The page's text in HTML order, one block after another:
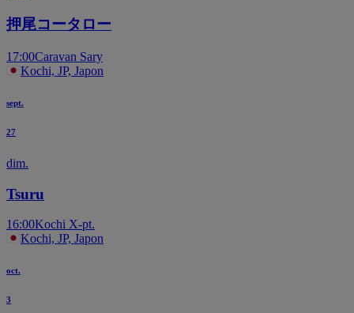
押尾コータロー
17:00Caravan Sary
Kochi, JP, Japon
sept.
27
dim.
Tsuru
16:00Kochi X-pt.
Kochi, JP, Japon
oct.
3